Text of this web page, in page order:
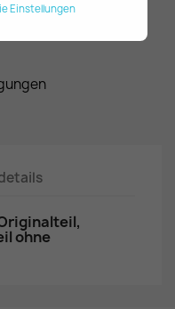
Einstellungen
ohne